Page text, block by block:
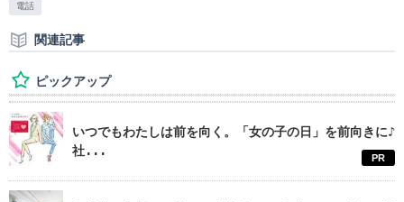
電話
関連記事
ピックアップ
いつでもわたしは前を向く。「女の子の日」を前向きに♪
社...
PR